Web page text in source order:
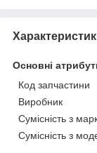
Основні
Код запчастини
Виробник
Сумісність з
Сумісність з